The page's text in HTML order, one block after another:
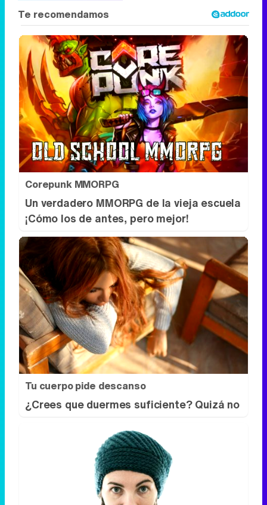
Corepunk MMORPG
Un verdadero MMORPG de la vieja escuela
¡Cómo los de antes, pero mejor!
Tu cuerpo pide descanso
¿Crees que duermes suficiente? Quizá no